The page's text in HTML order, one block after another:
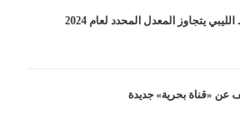
الليبي يتجاوز المعدل المحدد لعام 2024
«قناة بحرية» جديدة